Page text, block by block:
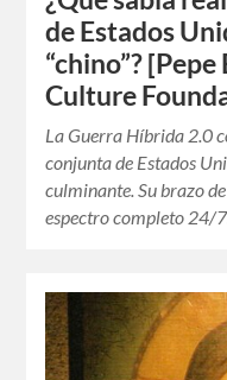
de Estados
“chino”?
Culture
La Guerra Híbrida 2.0
conjunta de Estados
culminante. Su brazo
espectro completo 24/